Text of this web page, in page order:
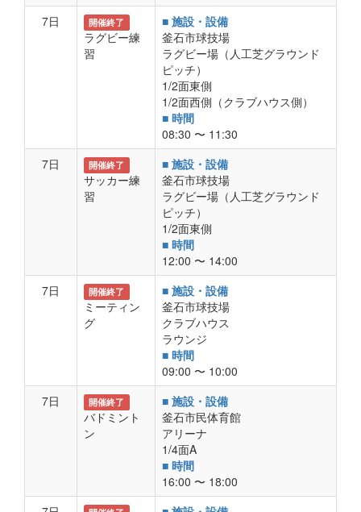
7日
開催終了
ラグビー練
習
■ 施設・設備
釜石市球技場
ラグビー場（人工芝グラウンド
ピッチ）
1/2面東側
1/2面西側（クラブハウス側）
■ 時間
08:30 〜 11:30
7日
開催終了
サッカー練
習
■ 施設・設備
釜石市球技場
ラグビー場（人工芝グラウンド
ピッチ）
1/2面東側
■ 時間
12:00 〜 14:00
7日
開催終了
ミーティン
グ
■ 施設・設備
釜石市球技場
クラブハウス
ラウンジ
■ 時間
09:00 〜 10:00
7日
開催終了
バドミント
ン
■ 施設・設備
釜石市民体育館
アリーナ
1/4面A
■ 時間
16:00 〜 18:00